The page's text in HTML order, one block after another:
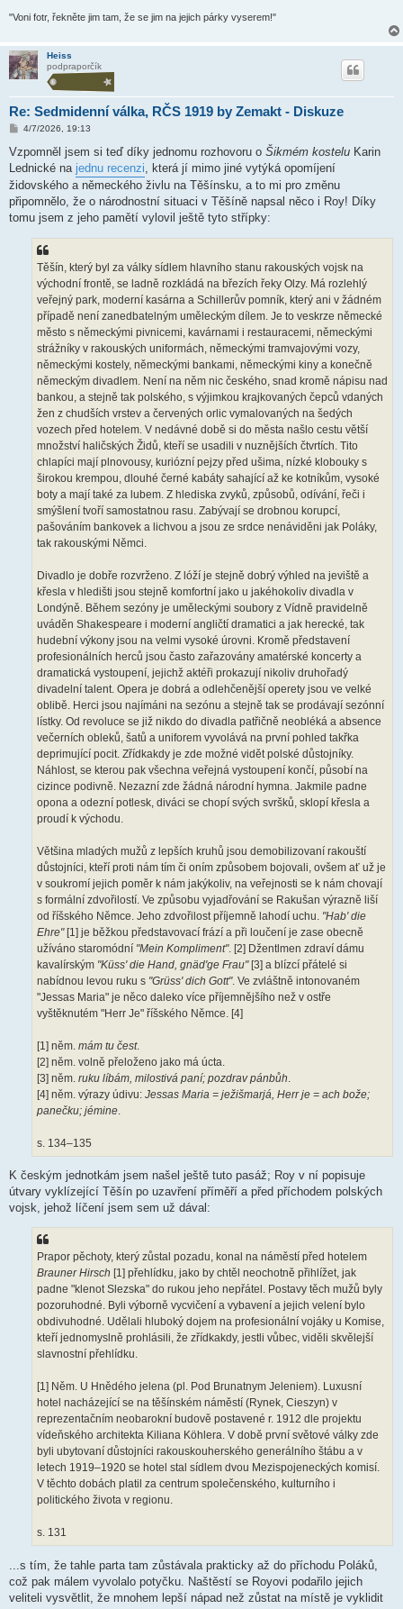
"Voni fotr, řekněte jim tam, že se jim na jejich párky vyserem!"
Heiss
podpraporčík
Re: Sedmidenní válka, RČS 1919 by Zemakt - Diskuze
P
í
s
p
ě
v
e
k
4/7/2026, 19:13
Vzpomněl jsem si teď díky jednomu rozhovoru o Šikmém kostelu Karin
Lednické na jednu recenzi, která jí mimo jiné vytýká opomíjení
židovského a německého živlu na Těšínsku, a to mi pro změnu
připomnělo, že o národnostní situaci v Těšíně napsal něco i Roy! Díky
tomu jsem z jeho pamětí vylovil ještě tyto střípky:
Těšín, který byl za války sídlem hlavního stanu rakouských vojsk na
východní frontě, se ladně rozkládá na březích řeky Olzy. Má rozlehlý
veřejný park, moderní kasárna a Schillerův pomník, který ani v žádném
případě není zanedbatelným uměleckým dílem. Je to veskrze německé
město s německými pivnicemi, kavárnami i restauracemi, německými
strážníky v rakouských uniformách, německými tramvajovými vozy,
německými kostely, německými bankami, německými kiny a konečně
německým divadlem. Není na něm nic českého, snad kromě nápisu nad
bankou, a stejně tak polského, s výjimkou krajkovaných čepců vdaných
žen z chudších vrstev a červených orlic vymalovaných na šedých
vozech před hotelem. V nedávné době si do města našlo cestu větší
množství haličských Židů, kteří se usadili v nuznějších čtvrtích. Tito
chlapíci mají plnovousy, kuriózní pejzy před ušima, nízké klobouky s
širokou krempou, dlouhé černé kabáty sahající až ke kotníkům, vysoké
boty a mají také za lubem. Z hlediska zvyků, způsobů, odívání, řeči i
smýšlení tvoří samostatnou rasu. Zabývají se drobnou korupcí,
pašováním bankovek a lichvou a jsou ze srdce nenáviděni jak Poláky,
tak rakouskými Němci.
Divadlo je dobře rozvrženo. Z lóží je stejně dobrý výhled na jeviště a
křesla v hledišti jsou stejně komfortní jako u jakéhokoliv divadla v
Londýně. Během sezóny je uměleckými soubory z Vídně pravidelně
uváděn Shakespeare i moderní angličtí dramatici a jak herecké, tak
hudební výkony jsou na velmi vysoké úrovni. Kromě představení
profesionálních herců jsou často zařazovány amatérské koncerty a
dramatická vystoupení, jejichž aktéři prokazují nikoliv druhořadý
divadelní talent. Opera je dobrá a odlehčenější operety jsou ve velké
oblibě. Herci jsou najímáni na sezónu a stejně tak se prodávají sezónní
lístky. Od revoluce se již nikdo do divadla patřičně neobléká a absence
večerních obleků, šatů a uniforem vyvolává na první pohled takřka
deprimující pocit. Zřídkakdy je zde možné vidět polské důstojníky.
Náhlost, se kterou pak všechna veřejná vystoupení končí, působí na
cizince podivně. Nezazní zde žádná národní hymna. Jakmile padne
opona a odezní potlesk, diváci se chopí svých svršků, sklopí křesla a
proudí k východu.
Většina mladých mužů z lepších kruhů jsou demobilizovaní rakouští
důstojníci, kteří proti nám tím či oním způsobem bojovali, ovšem ať už je
v soukromí jejich poměr k nám jakýkoliv, na veřejnosti se k nám chovají
s formální zdvořilostí. Ve způsobu vyjadřování se Rakušan výrazně liší
od říšského Němce. Jeho zdvořilost příjemně lahodí uchu. "Hab' die
Ehre"[1] je běžkou představovací frází a při loučení je zase obecně
užíváno staromódní "Mein Kompliment". [2] Džentlmen zdraví dámu
kavalírským "Küss' die Hand, gnäd'ge Frau"[3] a blízcí přátelé si
nabídnou levou ruku s "Grüss' dich Gott". Ve zvláštně intonovaném
"Jessas Maria" je něco daleko více příjemnějšího než v ostře
vyštěknutém "Herr Je" říšského Němce. [4]
[1] něm. mám tu čest.
[2] něm. volně přeloženo jako má úcta.
[3] něm. ruku líbám, milostivá paní; pozdrav pánbůh
[4] něm. výrazy údivu: Jessas Maria = ježišmarjá, Herr je = ach bože;
panečku; jémine
s. 134–135
K českým jednotkám jsem našel ještě tuto pasáž; Roy v ní popisuje
útvary vyklízející Těšín po uzavření příměří a před příchodem polských
vojsk, jehož líčení jsem sem už dával:
Prapor pěchoty, který zůstal pozadu, konal na náměstí před hotelem
Brauner Hirsch [1] přehlídku, jako by chtěl neochotně přihlížet, jak
padne "klenot Slezska" do rukou jeho nepřátel. Postavy těch mužů byly
pozoruhodné. Byli výborně vycvičení a vybavení a jejich velení bylo
obdivuhodné. Udělali hluboký dojem na profesionální vojáky u Komise,
kteří jednomyslně prohlásili, že zřídkakdy, jestli vůbec, viděli skvělejší
slavnostní přehlídku.
[1] Něm. U Hnědého jelena (pl. Pod Brunatnym Jeleniem). Luxusní
hotel nacházející se na těšínském náměstí (Rynek, Cieszyn) v
reprezentačním neobarokní budově postavené r. 1912 dle projektu
vídeňského architekta Kiliana Köhlera. V době první světové války zde
byli ubytovaní důstojníci rakouskouherského generálního štábu a v
letech 1919–1920 se hotel stal sídlem dvou Mezispojeneckých komisí.
V těchto dobách platil za centrum společenského, kulturního i
politického života v regionu.
s. 131
...s tím, že tahle parta tam zůstávala prakticky až do příchodu Poláků,
což pak málem vyvolalo potyčku. Naštěstí se Royovi podařilo jejich
veliteli vysvětlit, že mnohem lepší nápad než zůstat na místě je vyklidit